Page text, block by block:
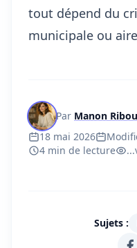
tout dépend du
municipale ou
Par Manon
18 mai 2026
4 min de lecture
...
Sujets :